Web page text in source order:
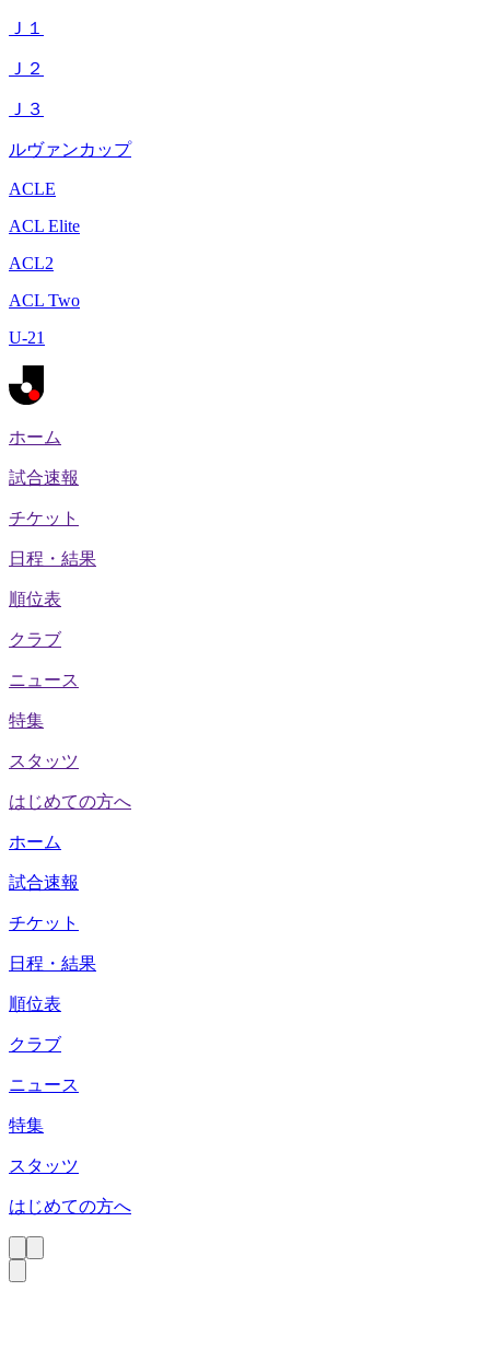
Ｊ１
Ｊ２
Ｊ３
ルヴァンカップ
ACLE
ACL Elite
ACL2
ACL Two
U-21
ホーム
試合速報
チケット
日程・結果
順位表
クラブ
ニュース
特集
スタッツ
はじめての方へ
ホーム
試合速報
チケット
日程・結果
順位表
クラブ
ニュース
特集
スタッツ
はじめての方へ